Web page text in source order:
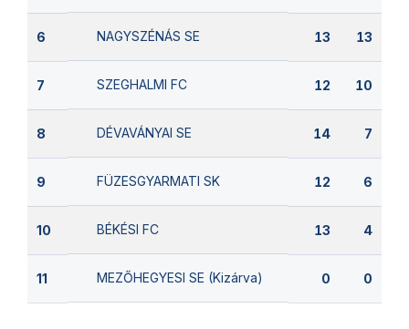
6 NAGYSZÉNÁS SE 13 13
7 SZEGHALMI FC 12 10
8 DÉVAVÁNYAI SE 14 7
9 FÜZESGYARMATI SK 12 6
10 BÉKÉSI FC 13 4
11 MEZŐHEGYESI SE (Kizárva) 0 0